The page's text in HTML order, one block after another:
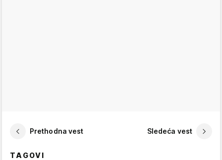
Prethodna vest Sledeća vest
TAGOVI